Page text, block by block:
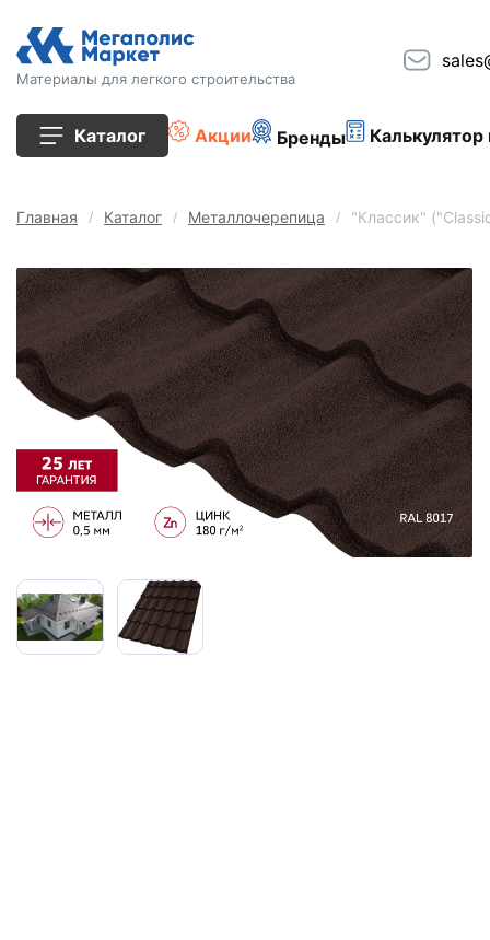
Материалы для легкого строительства
Каталог
Кирпич
Плиты перекрытия
Сопутствующие товары
Тротуарная плитка
Сайдинг
Металлочерепица
Мягкая кровля
Акции Бренды Калькулятор
Главная Каталог Металлочерепица "Классик"